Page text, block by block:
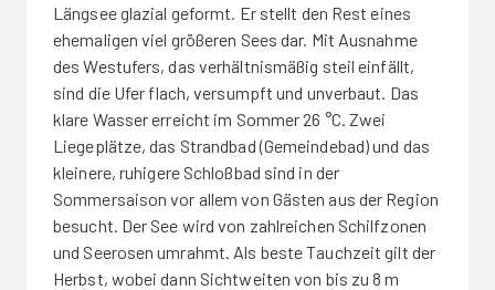
Längsee glazial geformt. Er stellt den Rest eines
ehemaligen viel größeren Sees dar. Mit Ausnahme
des Westufers, das verhältnismäßig steil einfällt,
sind die Ufer flach, versumpft und unverbaut. Das
klare Wasser erreicht im Sommer 26 °C. Zwei
Liegeplätze, das Strandbad (Gemeindebad) und das
kleinere, ruhigere Schloßbad sind in der
Sommersaison vor allem von Gästen aus der Region
besucht. Der See wird von zahlreichen Schilfzonen
und Seerosen umrahmt. Als beste Tauchzeit gilt der
Herbst, wobei dann Sichtweiten von bis zu 8 m